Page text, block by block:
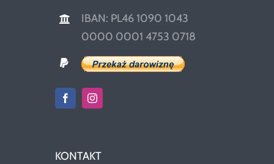
IBAN: PL46 1090 1043
0000 0001 4753 0718
KONTAKT